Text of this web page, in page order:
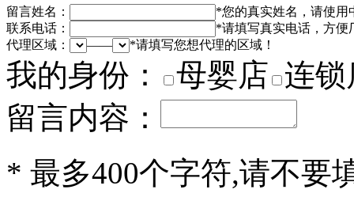
留言姓名： *您的真实姓名，请使用
联系电话：
*请填写真实电话，方便
代理区域：
—— *请填写您想代理的区域！
我的身份： 母婴店 连锁
留言内容：
* 最多400个字符,请不要